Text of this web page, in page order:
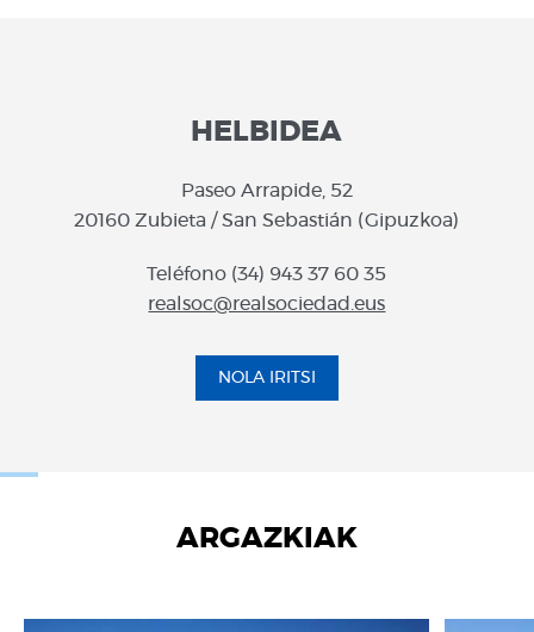
HELBIDEA
Paseo Arrapide, 52
20160 Zubieta / San Sebastián (Gipuzkoa)
Teléfono (34) 943 37 60 35
realsoc@realsociedad.eus
NOLA IRITSI
ARGAZKIAK